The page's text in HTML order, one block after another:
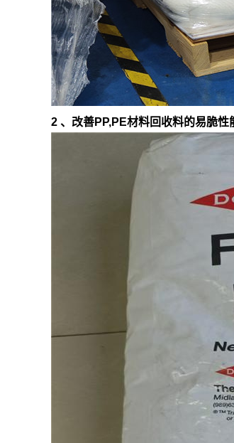
2 、改善PP,PE材料回收料的易脆